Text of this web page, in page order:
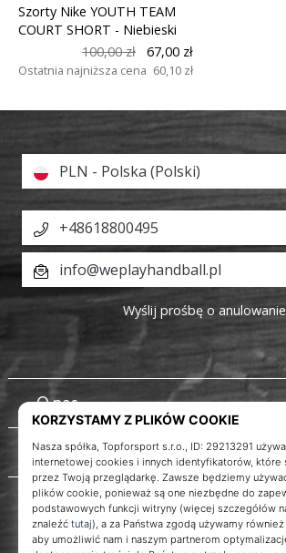
Szorty Nike YOUTH TEAM
COURT SHORT - Niebieski
100,00 zł
67,00 zł
Ostatnia najniższa cena 60,10 zł
O nas
Obsługa klienta
PLN - Polska (Polski)
+48618800495
info@weplayhandball.pl
Wyślij prośbę o anulowanie